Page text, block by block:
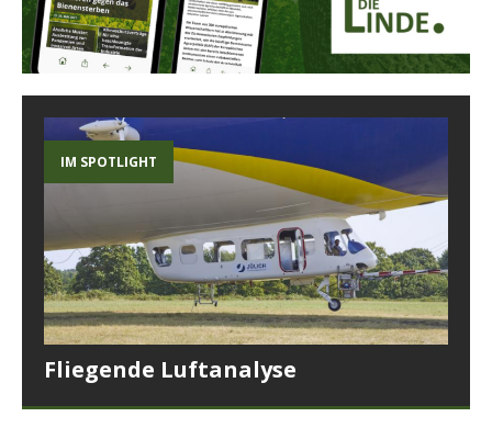
IM SPOTLIGHT
Fliegende Luftanalyse